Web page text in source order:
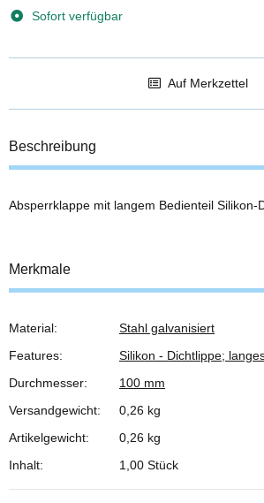
Sofort verfügbar
Auf Merkzettel
Beschreibung
Absperrklappe mit langem Bedienteil
Merkmale
Produkteigenschaft
Wert
Material:
Stahl galvanisiert
Features:
Silikon - Dichtlippe;
Durchmesser:
100 mm
Versandgewicht:
0,26 kg
Artikelgewicht:
0,26 kg
Inhalt:
1,00 Stück